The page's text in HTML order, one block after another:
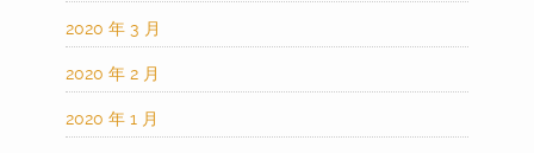
2020 年 3 月
2020 年 2 月
2020 年 1 月